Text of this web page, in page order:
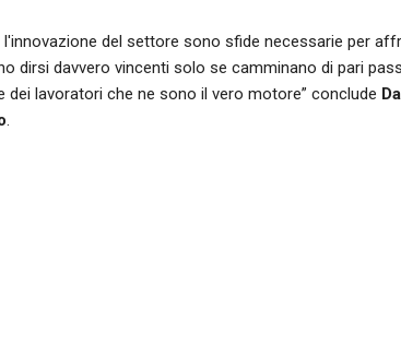
del settore sono sfide necessarie per
dirsi davvero vincenti solo se camminano di pari
dei lavoratori che ne sono il vero motore” conclude